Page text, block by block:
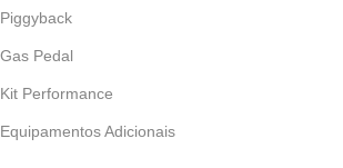
Piggyback
Gas Pedal
Kit Performance
Equipamentos Adicionais